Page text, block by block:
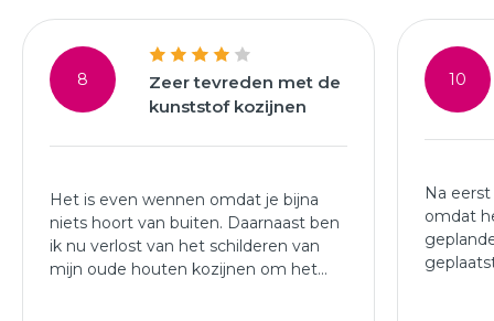
8
Zeer tevreden met de
kunststof kozijnen
Het is even wennen omdat je bijna
niets hoort van buiten. Daarnaast ben
ik nu verlost van het schilderen van
mijn oude houten kozijnen om het
10
Na
omdat